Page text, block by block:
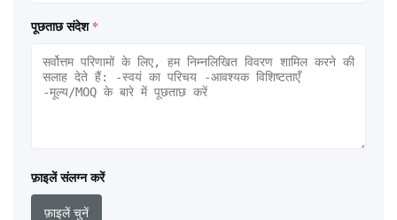
पूछताछ संदेश *
फ़ाइलें संलग्न करें
फ़ाइलें चुनें